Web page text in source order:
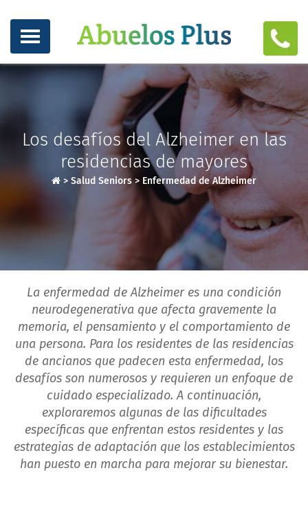
Los desafíos del Alzheimer en las
residencias de mayores
> Salud Seniors> Enfermedad de Alzheimer
La enfermedad de Alzheimer es una condición
neurodegenerativa que afecta gravemente la
memoria, el pensamiento y el comportamiento de
una persona. Para los residentes de las residencias
de ancianos que padecen esta enfermedad, los
desafíos son numerosos y requieren un enfoque de
cuidado especializado. A continuación,
exploraremos algunas de las dificultades
específicas que enfrentan estos residentes y las
estrategias de adaptación que los establecimientos
han puesto en marcha para mejorar su bienestar.